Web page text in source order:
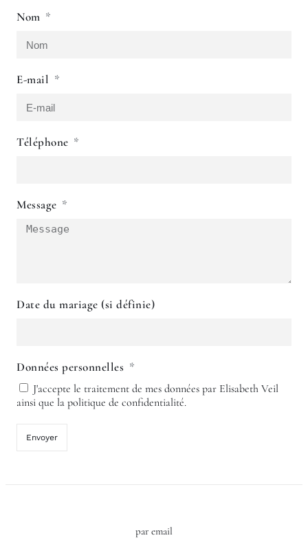
Nom
E-mail
Téléphone
Message
Date du mariage (si définie)
Données personnelles
J'accepte le traitement de mes données par Elisabeth Veil
ainsi que la politique de confidentialité.
Envoyer
par email